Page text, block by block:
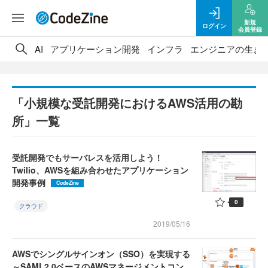
ログイン
新規
会員登録
AI アプリケーション開発 インフラ エンジニアの生き
「小規模な受託開発におけるAWS活用の勘
所」一覧
受託開発でもサーバレスを活用しよう！
Twilio、AWSを組み合わせたアプリケーション
開発事例
CodeZine
クラウド
2019/05/16
0
AWSでシングルサインオン（SSO）を実現する